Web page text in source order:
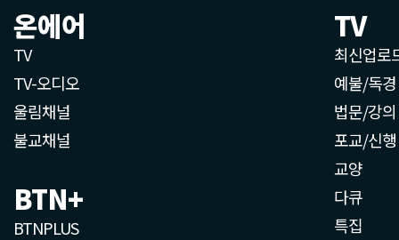
온에어
TV
TV-오디오
울림채널
불교채널
BTN+
BTNPLUS
TV
최신업로
예불/독경
법문/강의
포교/신행
교양
다큐
특집